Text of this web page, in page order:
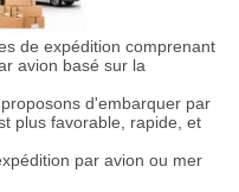
de expédition comprenant
avion basé sur la
d'embarquer par
plus favorable, rapide, et
par avion ou mer